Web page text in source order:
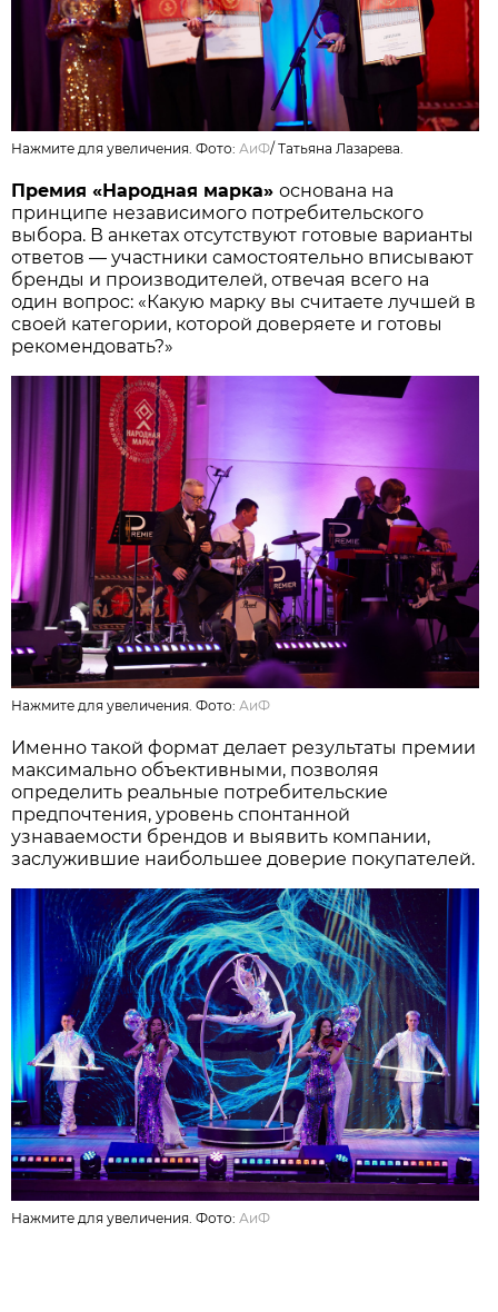
Нажмите для увеличения. Фото:АиФ/Татьяна Лазарева.
Премия «Народная марка»основана на
принципе независимого потребительского
выбора. В анкетах отсутствуют готовые варианты
ответов — участники самостоятельно вписывают
бренды и производителей, отвечая всего на
один вопрос: «Какую марку вы считаете лучшей в
своей категории, которой доверяете и готовы
рекомендовать?»
Нажмите для увеличения. Фото:АиФ
Именно такой формат делает результаты премии
максимально объективными, позволяя
определить реальные потребительские
предпочтения, уровень спонтанной
узнаваемости брендов и выявить компании,
заслужившие наибольшее доверие покупателей.
Нажмите для увеличения. Фото:АиФ